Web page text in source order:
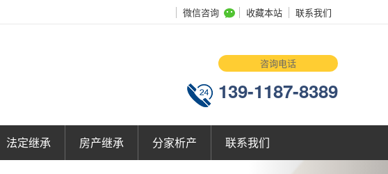
微信咨询 收藏本站 联系我们
咨询电话
139-1187-8389
法定继承 房产继承 分家析产 联系我们